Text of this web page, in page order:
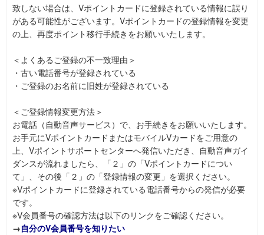
致しない場合は、Vポイントカードに登録されている情報に誤り
がある可能性がございます。Vポイントカードの登録情報を変更
の上、再度ポイント移行手続きをお願いいたします。
＜よくあるご登録の不一致理由＞
・古い電話番号が登録されている
・ご登録のお名前に旧姓が登録されている
＜ご登録情報変更方法＞
お電話（自動音声サービス）で、お手続きをお願いいたします。
お手元にVポイントカードまたはモバイルVカードをご用意の
上、Vポイントサポートセンターへ発信いただき、自動音声ガイ
ダンスが流れましたら、「２」の「Vポイントカードについ
て」、その後「２」の「登録情報の変更」を選択ください。
※Vポイントカードに登録されている電話番号からの発信が必要
です。
※V会員番号の確認方法は以下のリンクをご確認ください。
→自分のV会員番号を知りたい